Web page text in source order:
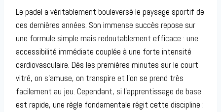
Le padel a véritablement bouleversé le paysage sportif de
ces dernières années. Son immense succès repose sur
une formule simple mais redoutablement efficace : une
accessibilité immédiate couplée à une forte intensité
cardiovasculaire. Dès les premières minutes sur le court
vitré, on s’amuse, on transpire et l’on se prend très
facilement au jeu. Cependant, si l’apprentissage de base
est rapide, une règle fondamentale régit cette discipline :